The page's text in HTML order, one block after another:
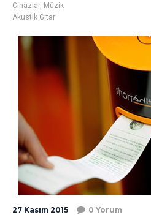
Cihazlar, Müzik
Akustik Gitar
27 Kasım 2015 0 Yorum